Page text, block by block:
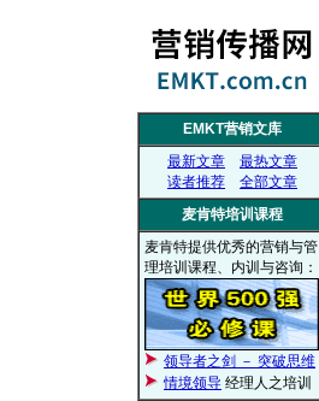
EMKT营销文库
最新文章
最热文章
读者推荐
全部文章
麦肯特培训课程
麦肯特提供优秀的营销与管
理培训课程、内训与咨询：
领导者之剑 － 突破思维
情境领导 经理人之培训